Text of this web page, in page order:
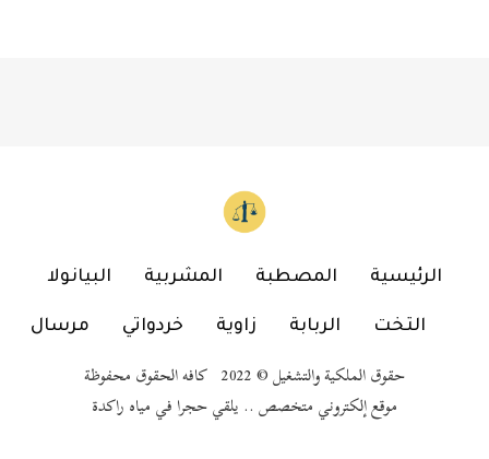
الرئيسية المصطبة المشربية البيانولا
التخت الربابة زاوية خردواتي مرسال
حقوق الملكية والتشغيل © 2022 كافه الحقوق محفوظة
موقع إلكتروني متخصص .. يلقي حجرا في مياه راكدة